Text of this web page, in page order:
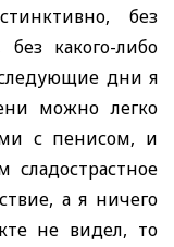
без
без какого-либо
дни я
можно легко
с пенисом, и
а я ничего
не видел, то